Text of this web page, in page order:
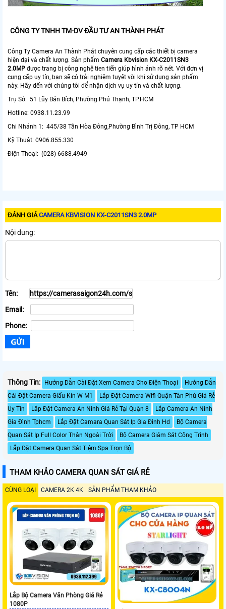
CÔNG TY TNHH TM-DV ĐẦU TƯ AN THÀNH PHÁT
Công Ty Camera An Thành Phát chuyên cung cấp các thiết bị camera
hiện đại và chất lượng. Sản phẩm Camera Kbvision KX-C2011SN3
2.0MP được trang bị công nghệ tien tiến giúp hình ảnh rõ nét. Với đơn vị
cung cấp uy tín, bạn sẽ có trải nghiệm tuyệt vời khi sử dụng sản phẩm
này. Hãy đến với chúng tôi để nhận dịch vụ uy tín và chất lượng.
Trụ Sở: 51 Lũy Bán Bích, Phường Phú Thạnh, TP.HCM
Hotline: 0938.11.23.99
Chi Nhánh 1: 445/38 Tân Hòa Đông,Phường Bình Trị Đông, TP HCM
Kỹ Thuật: 0906.855.330
Điện Thoại: (028) 6688.4949
ĐÁNH GIÁCAMERA KBVISION KX-C2011SN3 2.0MP
Nội dung:
Tên:
Email:
Phone:
Thông Tin: Hướng Dẫn Cài Đặt Xem Camera Cho Điện Thoại
Hướng Dẫn
Cài Đặt Camera Giấu Kín W-M1
Lắp Đặt Camera Wifi Quận Tân Phú Giá Rẻ
Uy Tín
Lắp Đặt Camera An Ninh Giá Rẻ Tại Quận 8
Lắp Camera An Ninh
Gia Đình Tphcm
Lắp Đặt Camara Quan Sát Ip Gia Đình Hd
Bộ Camera
Quan Sát Ip Full Color Thân Ngoài Trời
Bộ Camera Giám Sát Công Trình
Lắp Đặt Camera Quan Sát Tiệm Spa Trọn Bộ
THAM KHẢO CAMERA QUAN SÁT GIÁ RẺ
CÙNG LOẠI CAMERA 2K 4K SẢN PHẨM THAM KHẢO
Lắp Bộ Camera Văn Phòng Giá Rẻ
1080P